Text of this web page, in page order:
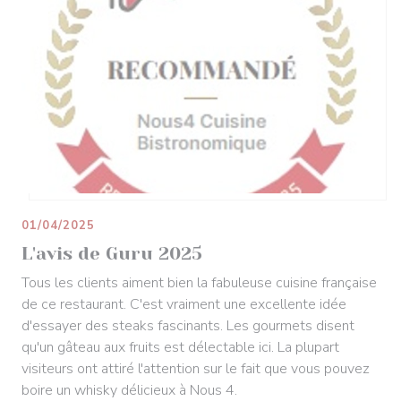
L'avis de Guru 2025
01/04/2025
Tous les clients aiment bien la fabuleuse cuisine française
de ce restaurant. C'est vraiment une excellente idée
d'essayer des steaks fascinants. Les gourmets disent
qu'un gâteau aux fruits est délectable ici. La plupart
visiteurs ont attiré l'attention sur le fait que vous pouvez
boire un whisky délicieux à Nous 4.